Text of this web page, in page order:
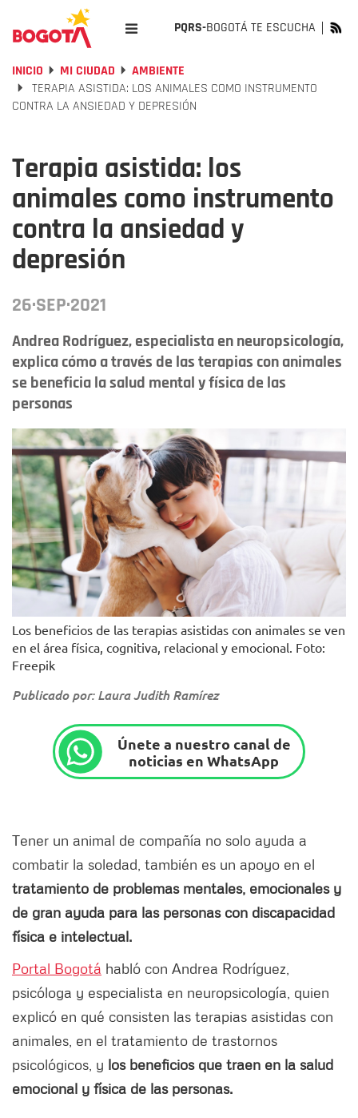
PQRS-BOGOTÁ TE ESCUCHA
INICIO MI CIUDAD
AMBIENTE
TERAPIA ASISTIDA: LOS ANIMALES COMO INSTRUMENTO
CONTRA LA ANSIEDAD Y DEPRESIÓN
Terapia asistida: los
animales como instrumento
contra la ansiedad y
depresión
26·SEP·2021
Andrea Rodríguez, especialista en neuropsicología,
explica cómo a través de las terapias con animales
se beneficia la salud mental y física de las
personas
Los beneficios de las terapias asistidas con animales se ven
en el área física, cognitiva, relacional y emocional. Foto:
Freepik
Publicado por: Laura Judith Ramírez
Únete a nuestro canal de
noticias en WhatsApp
Tener un animal de compañía no solo ayuda a
combatir la soledad, también es un apoyo en el
tratamiento de problemas mentales, emocionales y
de gran ayuda para las personas con discapacidad
física e intelectual.
Portal Bogotá habló con Andrea Rodríguez,
psicóloga y especialista en neuropsicología, quien
explicó en qué consisten las terapias asistidas con
animales, en el tratamiento de trastornos
psicológicos, y los beneficios que traen en la salud
emocional y física de las personas.